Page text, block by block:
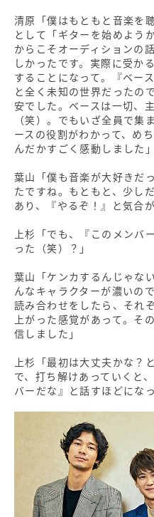
清原「僕はもともと音楽を
として「ギターを始めよう
からこそオーディションの
しかったです。実際に受か
することになって。『ベー
と全く未知の世界だったの
安でした。ベースは一切、
（笑）。でもいざ全員で集
ースの役割がわかって、め
んだかすごく感動しました」
葉山「僕も音楽が大好きだ
たですね。もともと、少し
あり、『やるぞ！』と気合
上杉「でも、『このメンバ
った（笑）？」
葉山「ケンカするんじゃな
んなキャラクターが濃いの
読み合わせをしたら、それ
上がった感覚があって。そ
信しました」
上杉「最初は大丈夫かな？
で、打ち解けあっていくと
バーだな』と話すほどにな